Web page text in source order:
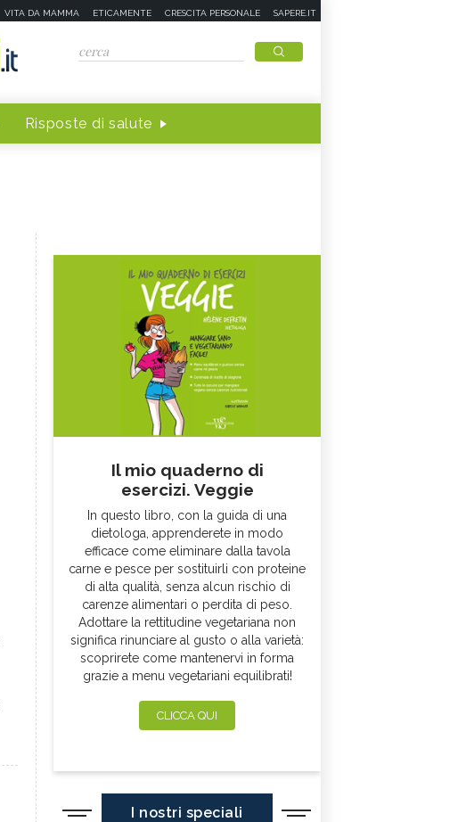
VITA DA MAMMA ETICAMENTE CRESCITA PERSONALE SAPERE.IT
Risposte di salute
Il mio quaderno di
esercizi. Veggie
In questo libro, con la guida di una
dietologa, apprenderete in modo
efficace come eliminare dalla tavola
carne e pesce per sostituirli con proteine
di alta qualità, senza alcun rischio di
carenze alimentari o perdita di peso.
Adottare la rettitudine vegetariana non
significa rinunciare al gusto o alla varietà:
scoprirete come mantenervi in forma
grazie a menu vegetariani equilibrati!
CLICCA QUI
I nostri speciali